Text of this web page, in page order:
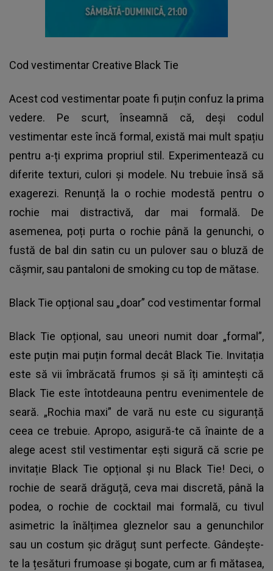
Cod vestimentar Creative Black Tie
Acest cod vestimentar poate fi puțin confuz la prima
vedere. Pe scurt, înseamnă că, deși codul
vestimentar este încă formal, există mai mult spațiu
pentru a-ți exprima propriul stil. Experimentează cu
diferite texturi, culori și modele. Nu trebuie însă să
exagerezi. Renunță la o rochie modestă pentru o
rochie mai distractivă, dar mai formală. De
asemenea, poți purta o rochie până la genunchi, o
fustă de bal din satin cu un pulover sau o bluză de
cășmir, sau pantaloni de smoking cu top de mătase.
Black Tie opțional sau „doar” cod vestimentar formal
Black Tie opțional, sau uneori numit doar „formal”,
este puțin mai puțin formal decât Black Tie. Invitația
este să vii îmbrăcată frumos și să îți amintești că
Black Tie este întotdeauna pentru evenimentele de
seară. „Rochia maxi” de vară nu este cu siguranță
ceea ce trebuie. Apropo, asigură-te că înainte de a
alege acest stil vestimentar ești sigură că scrie pe
invitație Black Tie opțional și nu Black Tie! Deci, o
rochie de seară drăguță, ceva mai discretă, până la
podea, o rochie de cocktail mai formală, cu tivul
asimetric la înălțimea gleznelor sau a genunchilor
sau un costum șic drăguț sunt perfecte. Gândește-
te la țesături frumoase și bogate, cum ar fi mătasea,